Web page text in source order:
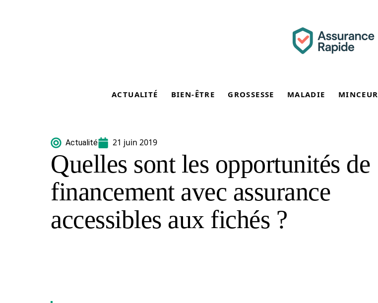
ACTUALITÉ BIEN-ÊTRE GROSSESSE MALADIE MINCEUR
Actualité 21 juin 2019
Quelles sont les opportunités de
financement avec assurance
accessibles aux fichés ?